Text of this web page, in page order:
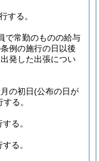
する。
で常勤のものの給与
例の施行の日以後
発した出張につい
の初日(公布の日が
る。
る。
る。